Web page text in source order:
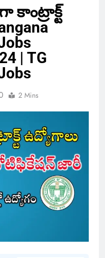
| TG
2 Mins